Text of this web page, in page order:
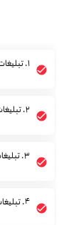
۱. تبلیغات پرداخت به ازای کلیک (PPC)
۲. تبلیغات در شبکه‌های اجتماعی
۳. تبلیغات نمایشی (Display Ads)
۴. تبلیغات ویدئویی